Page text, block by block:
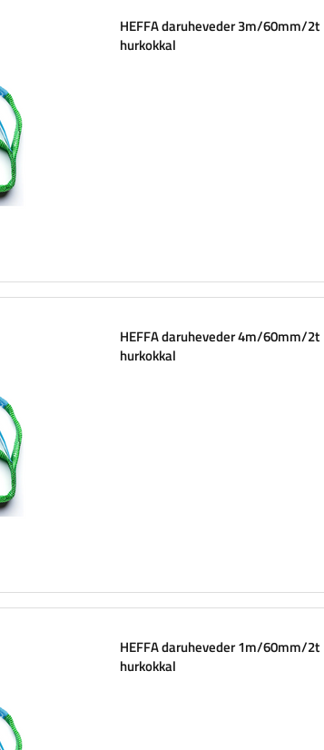
HEFFA daruheveder 3m/60mm/2t
hurkokkal
HEFFA daruheveder 4m/60mm/2t
hurkokkal
HEFFA daruheveder 1m/60mm/2t
hurkokkal